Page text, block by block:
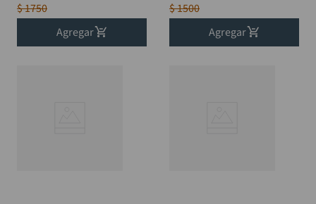
$1750
Agregar
$1500
Agregar